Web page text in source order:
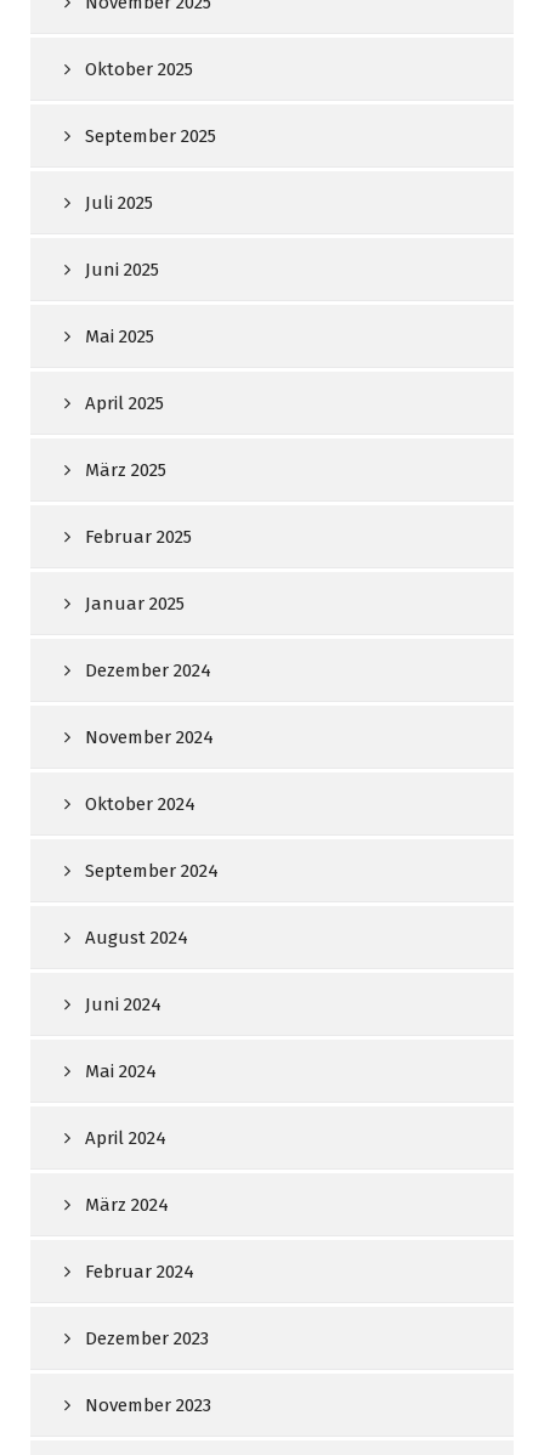
Oktober 2025
September 2025
Juli 2025
Juni 2025
Mai 2025
April 2025
März 2025
Februar 2025
Januar 2025
Dezember 2024
November 2024
Oktober 2024
September 2024
August 2024
Juni 2024
Mai 2024
April 2024
März 2024
Februar 2024
Dezember 2023
November 2023